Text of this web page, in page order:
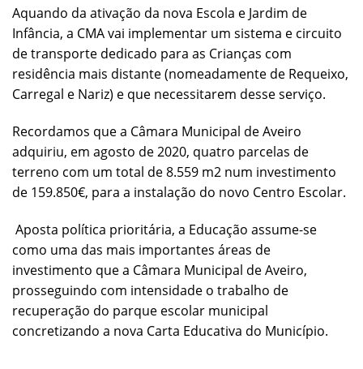
Aquando da ativação da nova Escola e Jardim de
Infância, a CMA vai implementar um sistema e circuito
de transporte dedicado para as Crianças com
residência mais distante (nomeadamente de Requeixo,
Carregal e Nariz) e que necessitarem desse serviço.
Recordamos que a Câmara Municipal de Aveiro
adquiriu, em agosto de 2020, quatro parcelas de
terreno com um total de 8.559 m2 num investimento
de 159.850€, para a instalação do novo Centro Escolar.
Aposta política prioritária, a Educação assume-se
como uma das mais importantes áreas de
investimento que a Câmara Municipal de Aveiro,
prosseguindo com intensidade o trabalho de
recuperação do parque escolar municipal
concretizando a nova Carta Educativa do Município.